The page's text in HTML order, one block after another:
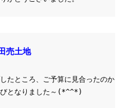
びとなりました～(*^^*)